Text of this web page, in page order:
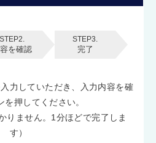
STEP2.
を確認
STEP3.
完了
力していただき、入力内容を確
を押してください。
りません。1分ほどで完了しま
す）